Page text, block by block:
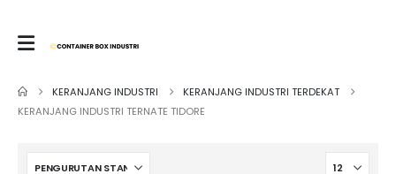
KERANJANG INDUSTRI
KERANJANG INDUSTRI TERDEKAT
KERANJANG INDUSTRI TERNATE TIDORE